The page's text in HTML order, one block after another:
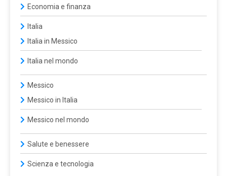
Economia e finanza
Italia
Italia in Messico
Italia nel mondo
Messico
Messico in Italia
Messico nel mondo
Salute e benessere
Scienza e tecnologia